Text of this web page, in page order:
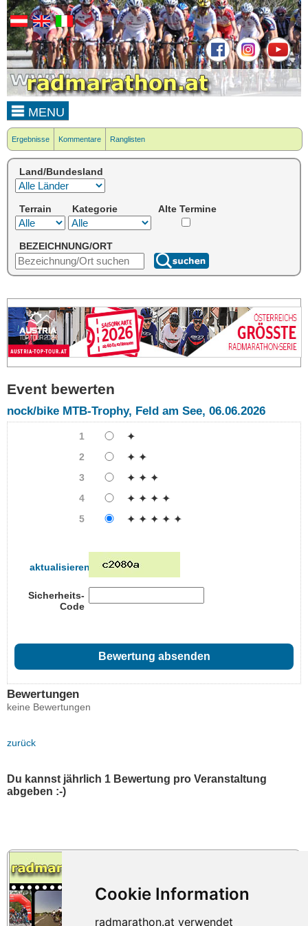
MENU
Ergebnisse Kommentare Ranglisten
Land/Bundesland
Terrain Kategorie Alte Termine
BEZEICHNUNG/ORT
Event bewerten
nock/bike MTB-Trophy, Feld am See, 06.06.2026
1 ✦
2 ✦ ✦
3 ✦ ✦ ✦
4 ✦ ✦ ✦ ✦
5 ✦ ✦ ✦ ✦ ✦
aktualisieren
Sicherheits-
Code
Bewertungen
keine Bewertungen
zurück
Du kannst jährlich 1 Bewertung pro Veranstaltung
abgeben :-)